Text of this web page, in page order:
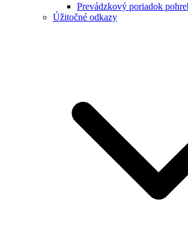
Prevádzkový poriadok
Úžitočné odkazy